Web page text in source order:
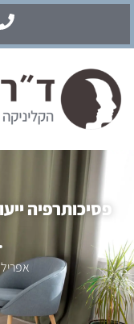
פסיכותרפיה
אפריל 26, 2026